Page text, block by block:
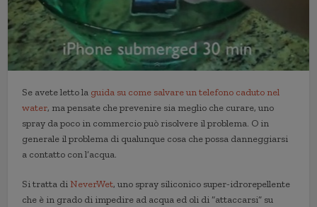
Se avete letto la guida su come salvare un telefono caduto nel
water, ma pensate che prevenire sia meglio che curare, uno
spray da poco in commercio può risolvere il problema. O in
generale il problema di qualunque cosa che possa danneggiarsi
a contatto con l’acqua.
Si tratta diNeverWet, uno spray siliconico super-idrorepellente
che è in grado di impedire ad acqua ed oli di “attaccarsi” su